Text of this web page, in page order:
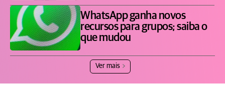
WhatsApp ganha novos
recursos para grupos; saiba o
que mudou
Ver mais